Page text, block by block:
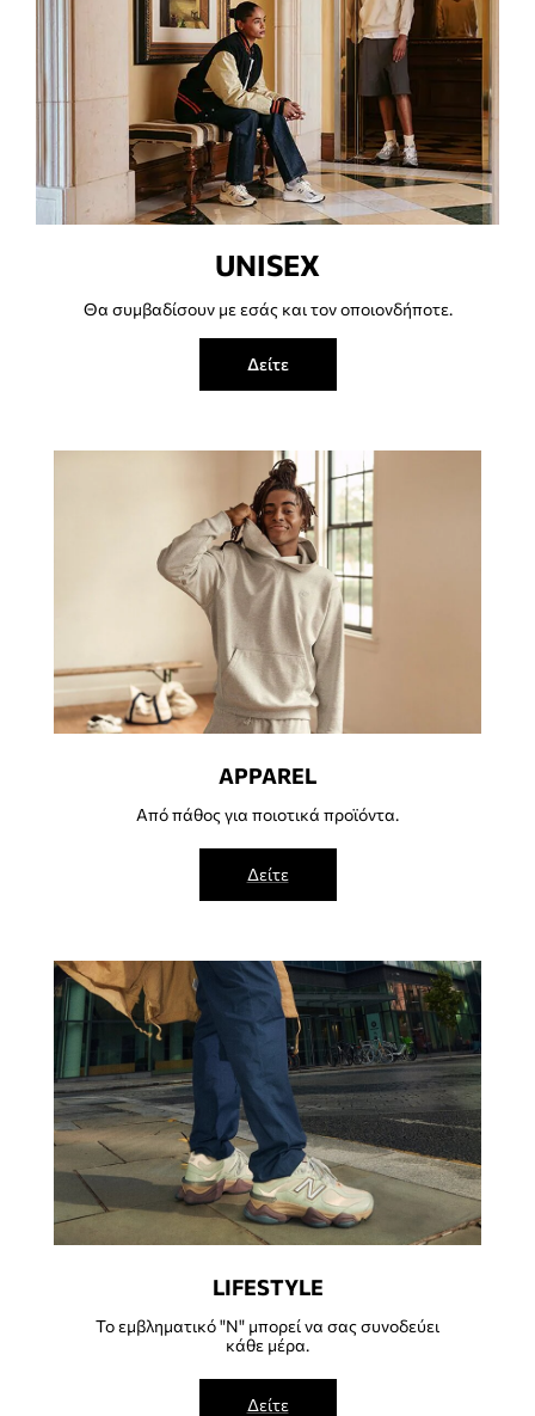
UNISEX
Θα συμβαδίσουν με εσάς και τον οποιονδήποτε.
Δείτε
APPAREL
Από πάθος για ποιοτικά προϊόντα.
Δείτε
LIFESTYLE
Το εμβληματικό "N" μπορεί να σας συνοδεύει
κάθε μέρα.
Δείτε